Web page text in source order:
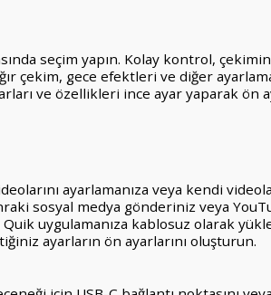
seçim yapın. Kolay kontrol,
çekim, gece efektleri ve diğer
ve özellikleri ince ayar yaparak ön
ayarlamanıza veya kendi
sosyal medya gönderiniz veya
uygulamanıza kablosuz olarak
ayarların ön ayarlarını oluşturun.